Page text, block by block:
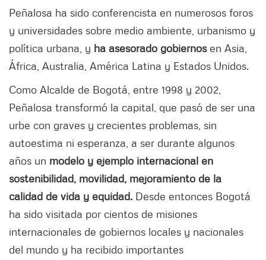
Peñalosa ha sido conferencista en numerosos foros
y universidades sobre medio ambiente, urbanismo y
política urbana, y ha asesorado gobiernosen Asia,
África, Australia, América Latina y Estados Unidos.
Como Alcalde de Bogotá, entre 1998 y 2002,
Peñalosa transformó la capital, que pasó de ser una
urbe con graves y crecientes problemas, sin
autoestima ni esperanza, a ser durante algunos
años un modelo y ejemplo internacional en
sostenibilidad, movilidad, mejoramiento de la
calidad de vida y equidad. Desde entonces Bogotá
ha sido visitada por cientos de misiones
internacionales de gobiernos locales y nacionales
del mundo y ha recibido importantes